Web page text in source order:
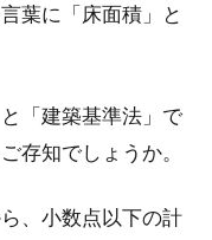
葉に「床面積」と
「建築基準法」で
存知でしょうか。
、小数点以下の計